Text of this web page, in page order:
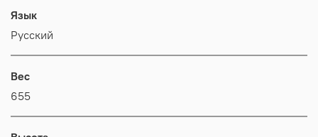
Язык
Русский
Вес
655